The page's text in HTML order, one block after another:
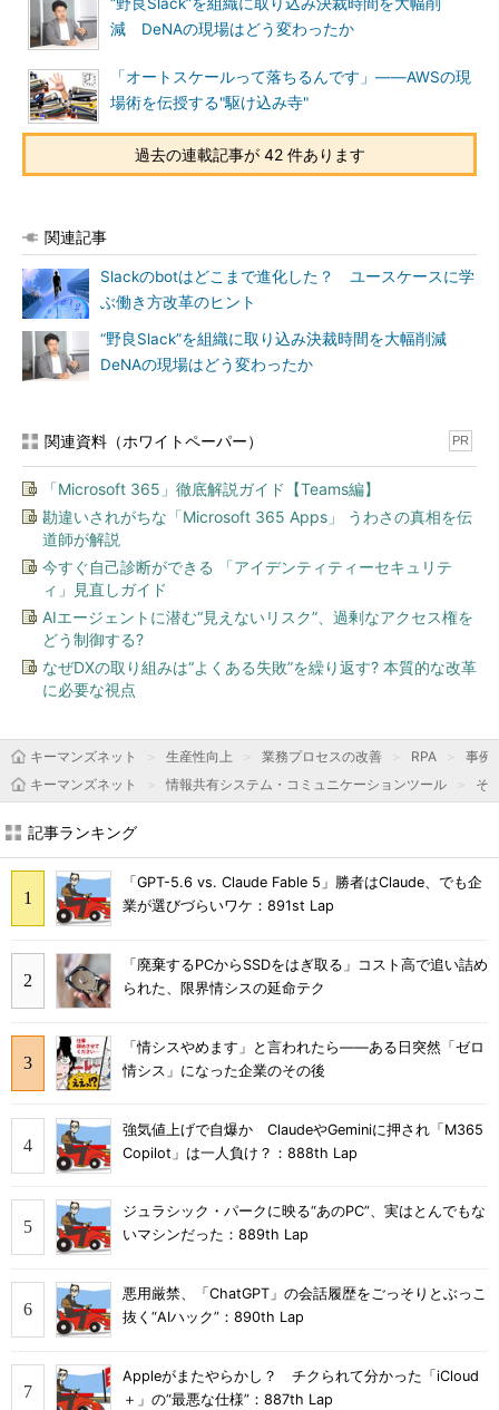
減 DeNAの現場はどう変わったか
「オートスケールって落ちるんです」――AWSの現
場術を伝授する"駆け込み寺"
過去の連載記事が 42 件あります
関連記事
Slackのbotはどこまで進化した？ ユースケースに学
ぶ働き方改革のヒント
“野良Slack”を組織に取り込み決裁時間を大幅削減
DeNAの現場はどう変わったか
関連資料（ホワイトペーパー） PR
「Microsoft 365」徹底解説ガイド【Teams編】
勘違いされがちな「Microsoft 365 Apps」 うわさの真相を伝
道師が解説
今すぐ自己診断ができる 「アイデンティティーセキュリテ
ィ」見直しガイド
AIエージェントに潜む“見えないリスク”、過剰なアクセス権を
どう制御する?
なぜDXの取り組みは“よくある失敗”を繰り返す? 本質的な改革
に必要な視点
キーマンズネット 生産性向上 業務プロセスの改善 RPA
事例
キーマンズネット
情報共有システム・コミュニケーションツール そ
記事ランキング
「GPT-5.6 vs. Claude Fable 5」勝者はClaude、でも企
業が選びづらいワケ：891st Lap
「廃棄するPCからSSDをはぎ取る」コスト高で追い詰め
られた、限界情シスの延命テク
「情シスやめます」と言われたら――ある日突然「ゼロ
情シス」になった企業のその後
強気値上げで自爆か ClaudeやGeminiに押され「M365
Copilot」は一人負け？：888th Lap
ジュラシック・パークに映る“あのPC”、実はとんでもな
いマシンだった：889th Lap
悪用厳禁、「ChatGPT」の会話履歴をごっそりとぶっこ
抜く“AIハック”：890th Lap
Appleがまたやらかし？ チクられて分かった「iCloud
＋」の“最悪な仕様”：887th Lap